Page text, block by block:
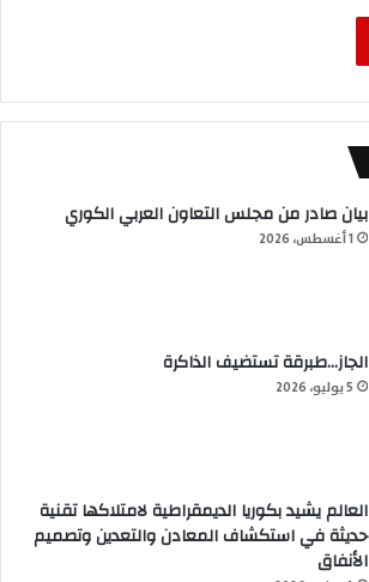
بيان صادر من مجلس التعاون العربي الكوري
1 أغسطس، 2026
الجاز…طبرقة تستضيف الذاكرة
5 يوليو، 2026
العالم يشيد بكوريا الديمقراطية لامتلاكها تقنية
حديثة في استكشاف المعادن والتعدين وتصميم
الأنفاق